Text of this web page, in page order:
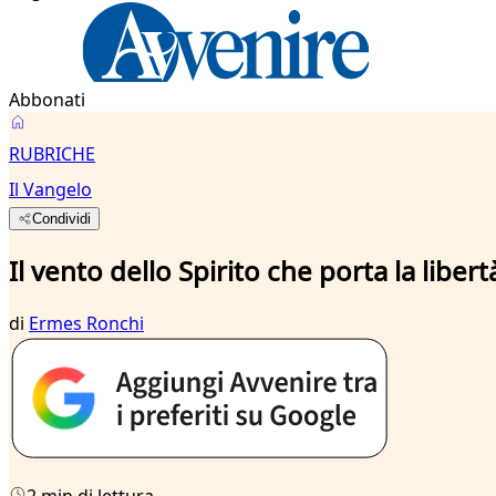
Abbonati
RUBRICHE
Il Vangelo
Condividi
Il vento dello Spirito che porta la
di Ermes Ronchi